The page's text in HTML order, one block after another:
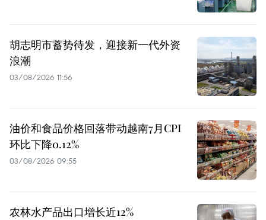
胡志明市蓄势待发，迎接新一代外资
浪潮
03/08/2026 11:56
油价和食品价格回落带动越南7月CPI
环比下降0.12%
03/08/2026 09:55
农林水产品出口增长近12%